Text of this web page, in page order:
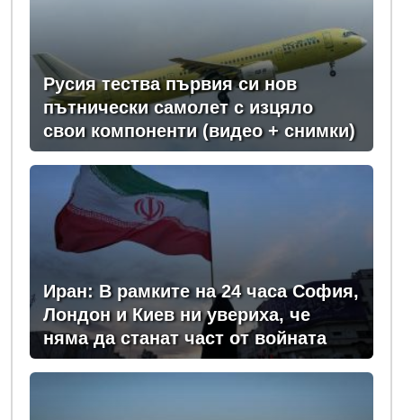
Русия тества първия си нов
пътнически самолет с изцяло
свои компоненти (видео + снимки)
Иран: В рамките на 24 часа София,
Лондон и Киев ни увериха, че
няма да станат част от войната